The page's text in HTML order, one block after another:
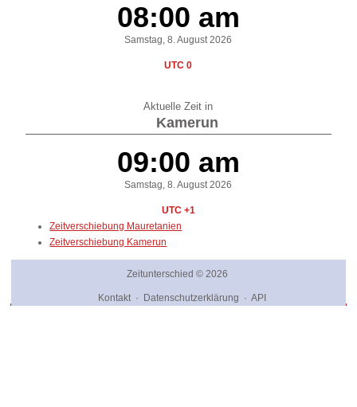
08:00 am
Samstag, 8. August 2026
UTC 0
Aktuelle Zeit in
Kamerun
09:00 am
Samstag, 8. August 2026
UTC +1
Zeitverschiebung Mauretanien
Zeitverschiebung Kamerun
Zeitunterschied © 2026
Kontakt· Datenschutzerklärung · API